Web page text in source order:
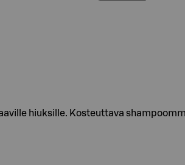
hiuksille. Kosteuttava